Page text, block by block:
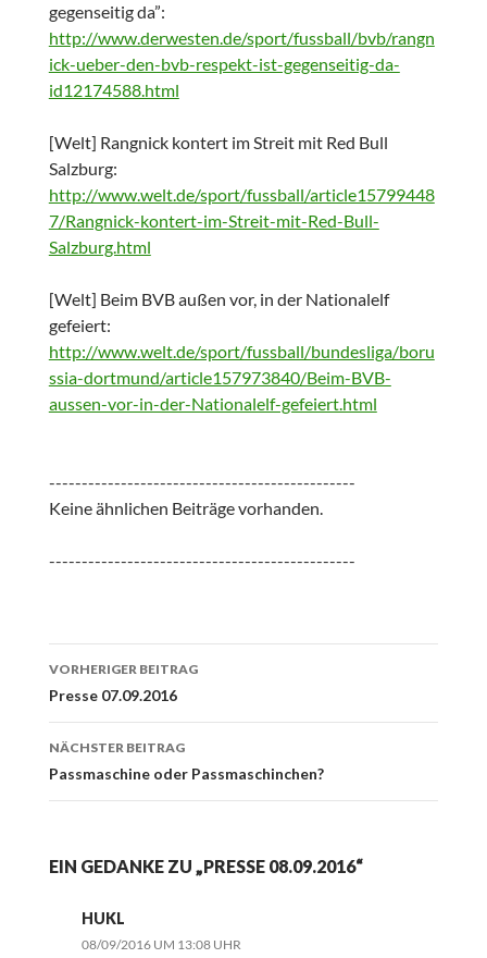
gegenseitig da”:
http://www.derwesten.de/sport/fussball/bvb/rangn
ick-ueber-den-bvb-respekt-ist-gegenseitig-da-
id12174588.html
[Welt] Rangnick kontert im Streit mit Red Bull
Salzburg:
http://www.welt.de/sport/fussball/article15799448
7/Rangnick-kontert-im-Streit-mit-Red-Bull-
Salzburg.html
[Welt] Beim BVB außen vor, in der Nationalelf
gefeiert:
http://www.welt.de/sport/fussball/bundesliga/boru
ssia-dortmund/article157973840/Beim-BVB-
aussen-vor-in-der-Nationalelf-gefeiert.html
-----------------------------------------------
Keine ähnlichen Beiträge vorhanden.
-----------------------------------------------
Beitrags-
Navigation
VORHERIGER BEITRAG
Presse 07.09.2016
NÄCHSTER BEITRAG
Passmaschine oder Passmaschinchen?
EIN GEDANKE ZU „PRESSE 08.09.2016“
HUKL
08/09/2016 UM 13:08 UHR